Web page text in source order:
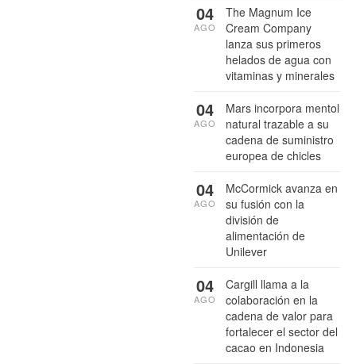
The Magnum Ice
Cream Company
lanza sus primeros
helados de agua con
vitaminas y minerales
04
AGO
Mars incorpora mentol
natural trazable a su
cadena de suministro
europea de chicles
04
AGO
McCormick avanza en
su fusión con la
división de
alimentación de
Unilever
04
AGO
Cargill llama a la
colaboración en la
cadena de valor para
fortalecer el sector del
cacao en Indonesia
04
AGO